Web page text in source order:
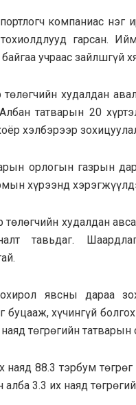
компаниас нэг
тохиолдлууд гарсан.
учраас зайлшгүй
төлөгчийн худалдан
тaтвaрын 20
хэлбэрээр
орлогын газрын
хүрээнд
төлөгчийн худалдан
тавьдаг.
явсны дараа
хүчингүй
төгрөгийн
наяд 88.3 тэрбум
алба 3.3 их наяд